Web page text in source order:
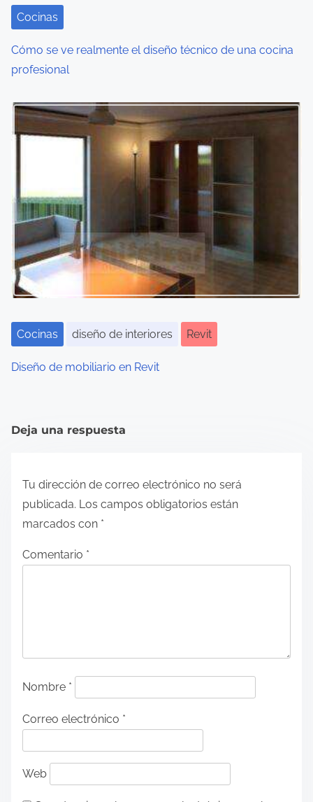
Cocinas
Cómo se ve realmente el diseño técnico de una cocina
profesional
Cocinas diseño de interiores Revit
Diseño de mobiliario en Revit
Deja una respuesta
Tu dirección de correo electrónico no será
publicada. Los campos obligatorios están
marcados con *
Comentario *
Nombre *
Correo electrónico *
Web